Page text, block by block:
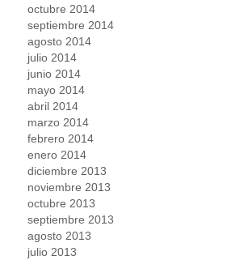
octubre 2014
septiembre 2014
agosto 2014
julio 2014
junio 2014
mayo 2014
abril 2014
marzo 2014
febrero 2014
enero 2014
diciembre 2013
noviembre 2013
octubre 2013
septiembre 2013
agosto 2013
julio 2013